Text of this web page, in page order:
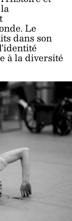
Le
dans son
à la diversité